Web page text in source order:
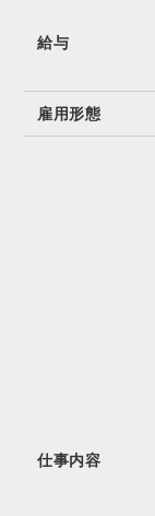
給与
雇用形態
仕事内容